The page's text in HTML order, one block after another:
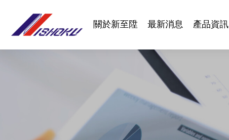
關於新至陞 最新消息 產品資訊